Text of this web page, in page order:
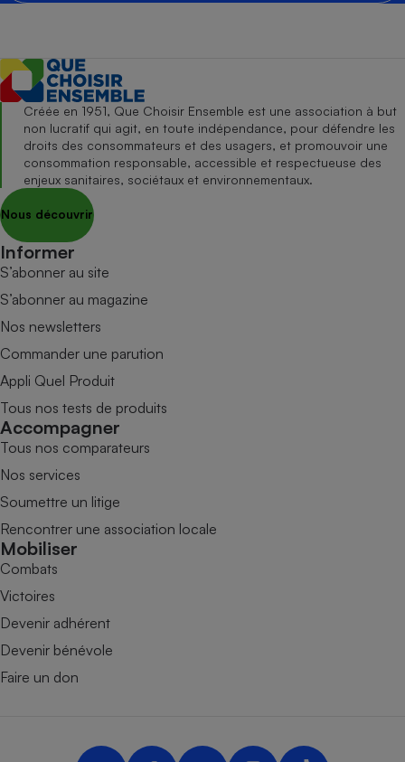
Créée en 1951, Que Choisir Ensemble est une association à but
non lucratif qui agit, en toute indépendance, pour défendre les
droits des consommateurs et des usagers, et promouvoir une
consommation responsable, accessible et respectueuse des
enjeux sanitaires, sociétaux et environnementaux.
Nous découvrir
Informer
S’abonner au site
S’abonner au magazine
Nos newsletters
Commander une parution
Appli Quel Produit
Tous nos tests de produits
Accompagner
Tous nos comparateurs
Nos services
Soumettre un litige
Rencontrer une association locale
Mobiliser
Combats
Victoires
Devenir adhérent
Devenir bénévole
Faire un don